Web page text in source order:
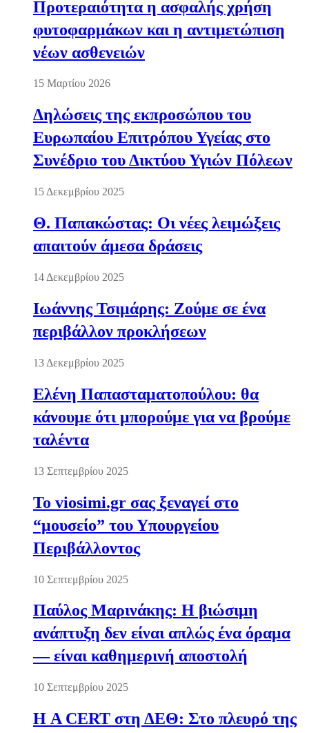
Προτεραιότητα η ασφαλής χρήση
φυτοφαρμάκων και η αντιμετώπιση
νέων ασθενειών
15 Μαρτίου 2026
Δηλώσεις της εκπροσώπου του
Ευρωπαίου Επιτρόπου Υγείας στο
Συνέδριο του Δικτύου Υγιών Πόλεων
15 Δεκεμβρίου 2025
Θ. Παπακώστας: Οι νέες λειμώξεις
απαιτούν άμεσα δράσεις
14 Δεκεμβρίου 2025
Ιωάννης Τσιμάρης: Ζούμε σε ένα
περιβάλλον προκλήσεων
13 Δεκεμβρίου 2025
Ελένη Παπασταματοπούλου: θα
κάνουμε ότι μπορούμε για να βρούμε
ταλέντα
13 Σεπτεμβρίου 2025
Το viosimi.gr σας ξεναγεί στο
“μουσείο” του Υπουργείου
Περιβάλλοντος
10 Σεπτεμβρίου 2025
Παύλος Μαρινάκης: Η βιώσιμη
ανάπτυξη δεν είναι απλώς ένα όραμα
— είναι καθημερινή αποστολή
10 Σεπτεμβρίου 2025
Η A CERT στη ΔΕΘ: Στο πλευρό της